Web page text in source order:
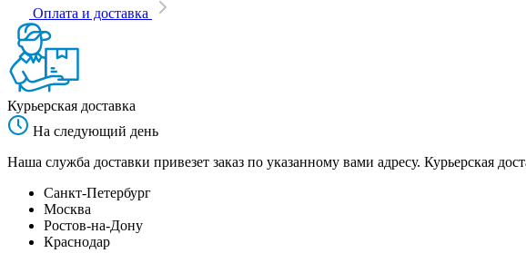
Оплата и доставка
Курьерская доставка
На следующий день
Наша служба доставки привезет заказ по указанному вами адресу. Курьерская
Санкт-Петербург
Москва
Ростов-на-Дону
Краснодар